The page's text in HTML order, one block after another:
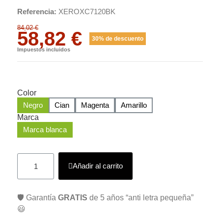
Referencia XEROXC7120BK
84,02 €
58,82 € 30% de descuento
Impuestos incluidos
Color
Negro
Cian Magenta
Amarillo
Marca
Marca blanca
Añadir al carrito
🛡️ Garantía GRATIS de 5 años “anti letra pequeña”
😃